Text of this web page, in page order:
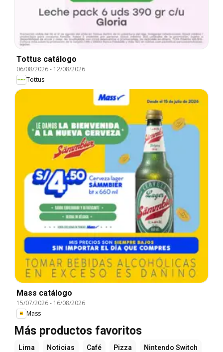
Tottus catálogo
06/08/2026- 12/08/2026
Tottus
Mass catálogo
15/07/2026- 16/08/2026
Mass
Más productos favoritos
Lima Noticias Café Pizza Nintendo Switch